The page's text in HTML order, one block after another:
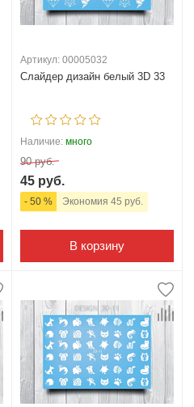
Артикул: 00005032
Слайдер дизайн белый 3D 33
Наличие: много
90 руб.
45 руб.
- 50 % Экономия 45 руб.
В корзину